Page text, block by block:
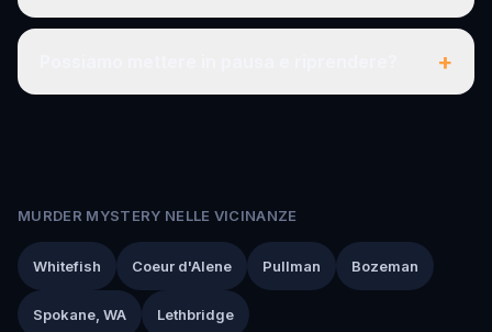
+
MURDER MYSTERY NELLE VICINANZE
Whitefish Coeur d'Alene Pullman Bozeman
Spokane, WA Lethbridge